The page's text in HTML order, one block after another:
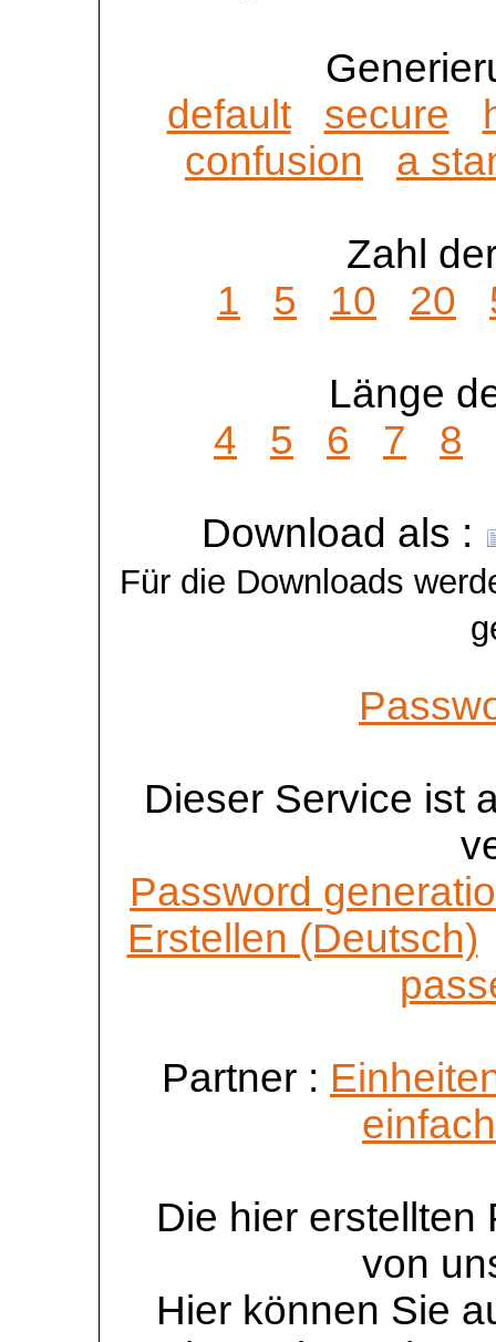
default
secure
confusion
a
Zahl
1
5 10 20
Länge
4
5 6 7 8
Download als :
Für die Downloads
Dieser Service ist
Password
Erstellen (Deutsch)
Partner :
Die hier
von
Hier können Sie